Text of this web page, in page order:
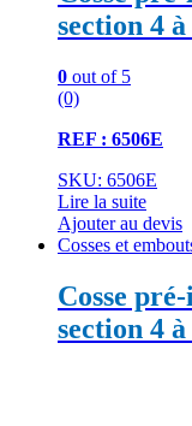
section 4
0 out of 5
(0)
REF : 6506E
SKU: 6506E
Lire la suite
Ajouter au devis
Cosses et
Cosse
section 4